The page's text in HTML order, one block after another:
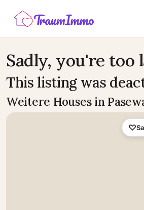
Sadly, you're too
This listing was
Weitere Houses in